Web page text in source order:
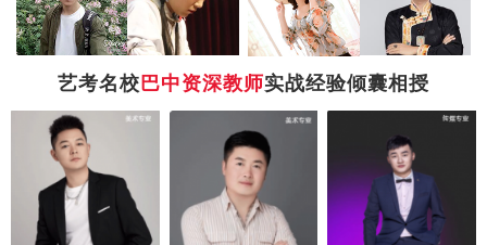
艺考名校 巴中资深教师实战经验倾囊相授